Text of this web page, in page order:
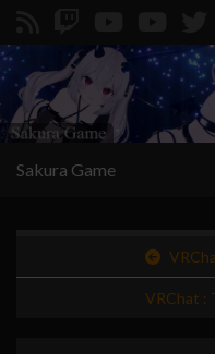
Search for:
Sakura Game
VRChat :